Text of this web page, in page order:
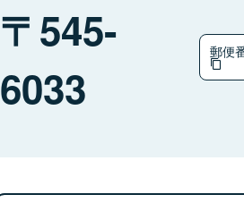
545-
6033
郵便